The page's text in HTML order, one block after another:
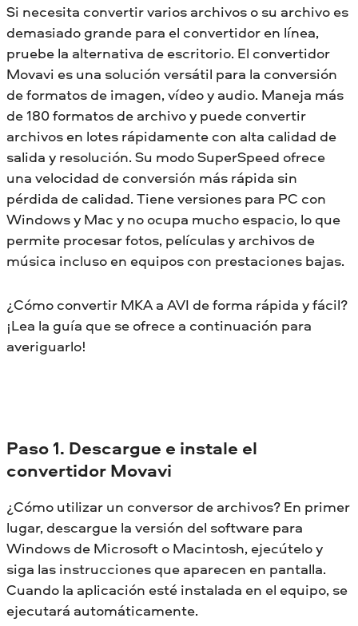
Si necesita convertir varios archivos o su archivo es
demasiado grande para el convertidor en línea,
pruebe la alternativa de escritorio. El convertidor
Movavi es una solución versátil para la conversión
de formatos de imagen, vídeo y audio. Maneja más
de 180 formatos de archivo y puede convertir
archivos en lotes rápidamente con alta calidad de
salida y resolución. Su modo SuperSpeed ofrece
una velocidad de conversión más rápida sin
pérdida de calidad. Tiene versiones para PC con
Windows y Mac y no ocupa mucho espacio, lo que
permite procesar fotos, películas y archivos de
música incluso en equipos con prestaciones bajas.
¿Cómo convertir MKA a AVI de forma rápida y fácil?
¡Lea la guía que se ofrece a continuación para
averiguarlo!
Paso 1. Descargue e instale el
convertidor Movavi
¿Cómo utilizar un conversor de archivos? En primer
lugar, descargue la versión del software para
Windows de Microsoft o Macintosh, ejecútelo y
siga las instrucciones que aparecen en pantalla.
Cuando la aplicación esté instalada en el equipo, se
ejecutará automáticamente.